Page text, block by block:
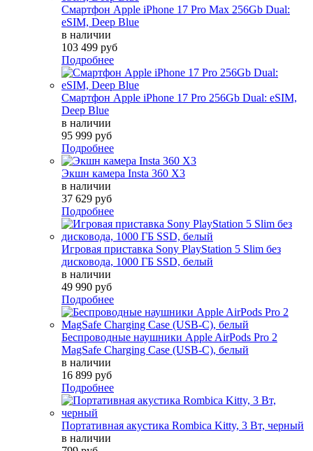
Смартфон Apple iPhone 17 Pro Max 256Gb Dual:
eSIM, Deep Blue
в наличии
103 499 руб
Подробнее
Смартфон Apple iPhone 17 Pro 256Gb Dual: eSIM,
Deep Blue
в наличии
95 999 руб
Подробнее
Экшн камера Insta 360 X3
в наличии
37 629 руб
Подробнее
Игровая приставка Sony PlayStation 5 Slim без
дисковода, 1000 ГБ SSD, белый
в наличии
49 990 руб
Подробнее
Беспроводные наушники Apple AirPods Pro 2
MagSafe Charging Case (USB-C), белый
в наличии
16 899 руб
Подробнее
Портативная акустика Rombica Kitty, 3 Вт, черный
в наличии